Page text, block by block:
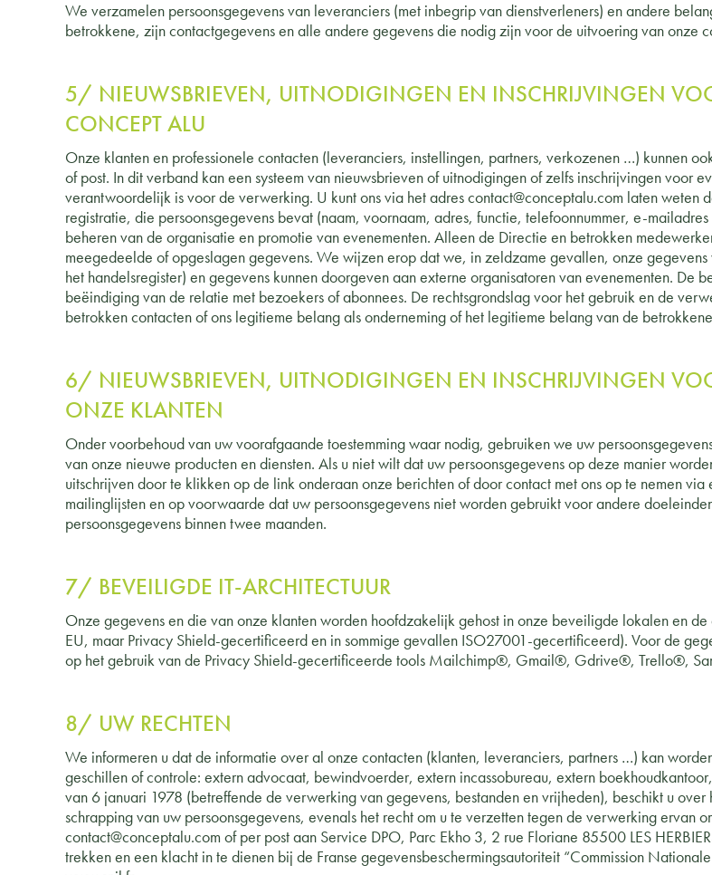
We verzamelen persoonsgegevens van leveranciers (met inbegrip van dienstverleners) en andere
betrokkene, zijn contactgegevens en alle andere gegevens die nodig zijn voor de uitvoering van onze
5/ NIEUWSBRIEVEN, UITNODIGINGEN EN INSCHRIJVINGEN
CONCEPT ALU
Onze klanten en professionele contacten (leveranciers, instellingen, partners, verkozenen …) kunnen
of post. In dit verband kan een systeem van nieuwsbrieven of uitnodigingen of zelfs inschrijvingen voor
verantwoordelijk is voor de verwerking. U kunt ons via het adres contact@conceptalu.com laten
registratie, die persoonsgegevens bevat (naam, voornaam, adres, functie, telefoonnummer, e-
beheren van de organisatie en promotie van evenementen. Alleen de Directie en betrokken
meegedeelde of opgeslagen gegevens. We wijzen erop dat we, in zeldzame gevallen, onze
het handelsregister) en gegevens kunnen doorgeven aan externe organisatoren van evenementen. De
beëindiging van de relatie met bezoekers of abonnees. De rechtsgrondslag voor het gebruik en de
betrokken contacten of ons legitieme belang als onderneming of het legitieme belang van de
6/ NIEUWSBRIEVEN, UITNODIGINGEN EN INSCHRIJVINGEN
ONZE KLANTEN
Onder voorbehoud van uw voorafgaande toestemming waar nodig, gebruiken we uw
van onze nieuwe producten en diensten. Als u niet wilt dat uw persoonsgegevens op deze manier
uitschrijven door te klikken op de link onderaan onze berichten of door contact met ons op te nemen
mailinglijsten en op voorwaarde dat uw persoonsgegevens niet worden gebruikt voor andere
persoonsgegevens binnen twee maanden.
7/ BEVEILIGDE IT-ARCHITECTUUR
Onze gegevens en die van onze klanten worden hoofdzakelijk gehost in onze beveiligde lokalen en
EU, maar Privacy Shield-gecertificeerd en in sommige gevallen ISO27001-gecertificeerd). Voor de
op het gebruik van de Privacy Shield-gecertificeerde tools Mailchimp®, Gmail®, Gdrive®, Trello®,
8/ UW RECHTEN
We informeren u dat de informatie over al onze contacten (klanten, leveranciers, partners …) kan
geschillen of controle: extern advocaat, bewindvoerder, extern incassobureau, extern
van 6 januari 1978 (betreffende de verwerking van gegevens, bestanden en vrijheden), beschikt u
schrapping van uw persoonsgegevens, evenals het recht om u te verzetten tegen de verwerking
contact@conceptalu.com of per post aan Service DPO, Parc Ekho 3, 2 rue Floriane 85500 LES
trekken en een klacht in te dienen bij de Franse gegevensbeschermingsautoriteit “Commission